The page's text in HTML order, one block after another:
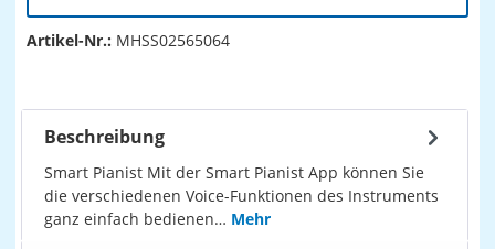
Artikel-Nr.: MHSS02565064
Beschreibung
Smart Pianist Mit der Smart Pianist App können Sie
die verschiedenen Voice-Funktionen des Instruments
ganz einfach bedienen… Mehr